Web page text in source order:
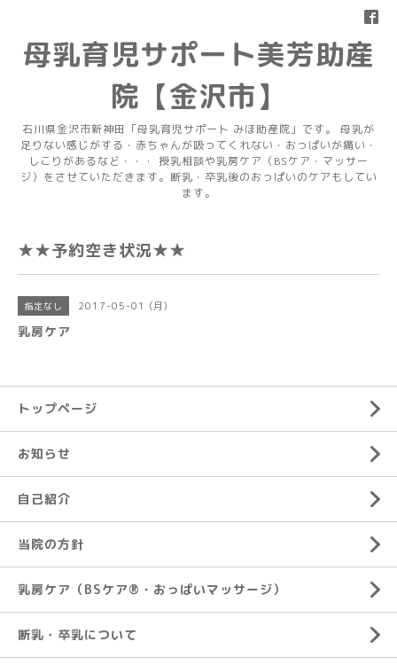
母乳育児サポート美芳助産
院【金沢市】
石川県金沢市新神田「母乳育児サポート みほ助産院」です。 母乳が
足りない感じがする・赤ちゃんが吸ってくれない・おっぱいが痛い・
しこりがあるなど・・・ 授乳相談や乳房ケア（BSケア・マッサー
ジ）をさせていただきます。断乳・卒乳後のおっぱいのケアもしてい
ます。
★★予約空き状況★★
指定なし 2017-05-01 (月)
乳房ケア
トップページ
お知らせ
自己紹介
当院の方針
乳房ケア（BSケア®︎・おっぱいマッサージ）
断乳・卒乳について